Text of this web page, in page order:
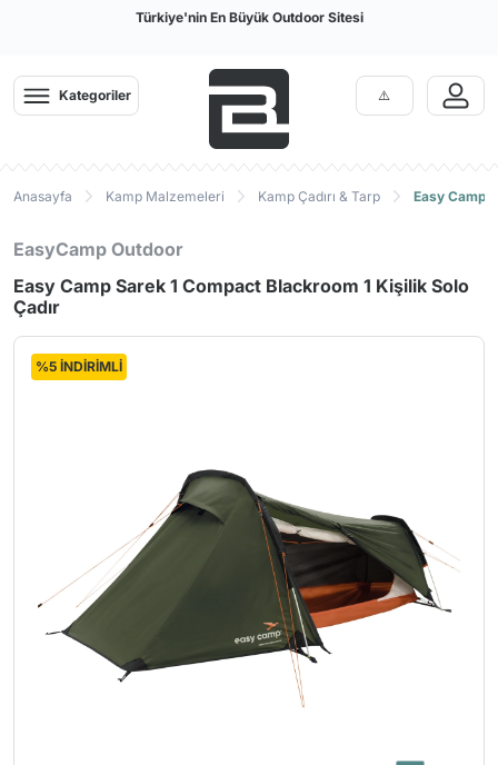
Türkiye'nin En Büyük Outdoor Sitesi
Kategoriler
Anasayfa Kamp Malzemeleri Kamp Çadırı & Tarp Easy Camp
EasyCamp Outdoor
Easy Camp Sarek 1 Compact Blackroom 1 Kişilik Solo
Çadır
%5 İNDİRİMLİ